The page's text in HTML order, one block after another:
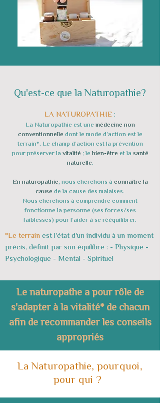
Qu'est-ce que la Naturopathie?
LA NATUROPATHIE :
La Naturopathie est une médecine non
conventionnelle dont le mode d’action est le
terrain*. Le champ d’action est la prévention
pour préserver la vitalité ; le bien-être et la santé
naturelle.
En naturopathie, nous cherchons à connaître la
cause de la cause des malaises.
Nous cherchons à comprendre comment
fonctionne la personne (ses forces/ses
faiblesses) pour l’aider à se rééquilibrer.
*Le terrain est l'état d'un individu à un moment
précis, définit par son équilibre : - Physique -
Psychologique - Mental - Spirituel
Le naturopathe a pour rôle de
s'adapter à la vitalité* de chacun
afin de recommander les conseils
appropriés
La Naturopathie, pourquoi,
pour qui ?